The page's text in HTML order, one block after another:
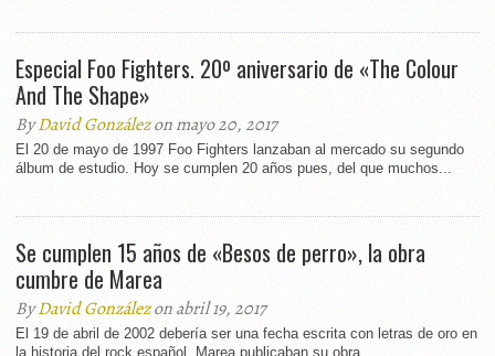
Especial Foo Fighters. 20º aniversario de «The Colour
And The Shape»
ByDavid Gonzálezon mayo 20, 2017
El 20 de mayo de 1997 Foo Fighters lanzaban al mercado su segundo
álbum de estudio. Hoy se cumplen 20 años pues, del que muchos...
Se cumplen 15 años de «Besos de perro», la obra
cumbre de Marea
ByDavid Gonzálezon abril 19, 2017
El 19 de abril de 2002 debería ser una fecha escrita con letras de oro en
la historia del rock español. Marea publicaban su obra...